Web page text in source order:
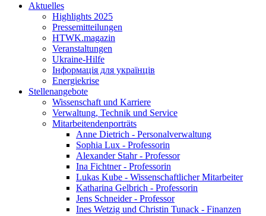
Aktuelles
Highlights 2025
Pressemitteilungen
HTWK.magazin
Veranstaltungen
Ukraine-Hilfe
Інформація для українців
Energiekrise
Stellenangebote
Wissenschaft und Karriere
Verwaltung, Technik und Service
Mitarbeitendenporträts
Anne Dietrich - Personalverwaltung
Sophia Lux - Professorin
Alexander Stahr - Professor
Ina Fichtner - Professorin
Lukas Kube - Wissenschaftlicher Mitarbeiter
Katharina Gelbrich - Professorin
Jens Schneider - Professor
Ines Wetzig und Christin Tunack - Finanzen